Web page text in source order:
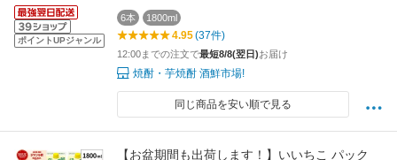
ポイントUPジャンル
6本 1800ml
4.95(37件)
12:00までの注文で最短8/8(翌日)お届け
焼酎・芋焼酎 酒鮮市場!
同じ商品を安い順で見る
【お盆期間も出荷します！】いいちこ パック